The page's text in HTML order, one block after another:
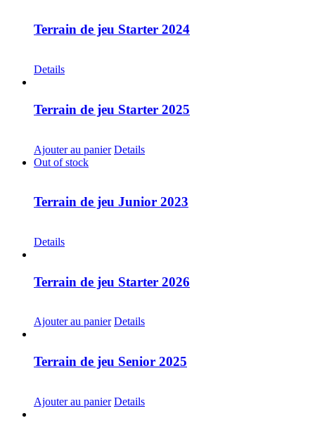
Terrain de jeu Starter 2024
Details
Terrain de jeu Starter 2025
Ajouter au panier Details
Out of stock
Terrain de jeu Junior 2023
Details
Terrain de jeu Starter 2026
Ajouter au panier Details
Terrain de jeu Senior 2025
Ajouter au panier Details